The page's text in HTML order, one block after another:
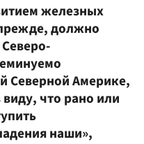
железных
должно
Северной Америке,
что рано или
наши»,